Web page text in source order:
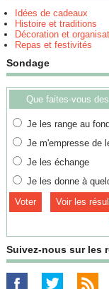
Idées de cadeaux
Histoire et traditions
Décoration et
Repas et festivités
Sondage
Que faites-vous
Je les range au
Je m'empresse de
Je les échange
Je les donne à
Voir les
Suivez-nous sur les